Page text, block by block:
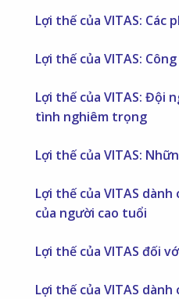
Lợi thế của VITAS:
Lợi thế của VITAS:
Lợi thế của VITAS: Đội
tình nghiêm trọng
Lợi thế của VITAS:
Lợi thế của VITAS
của người cao tuổi
Lợi thế của VITAS đối
Lợi thế của VITAS